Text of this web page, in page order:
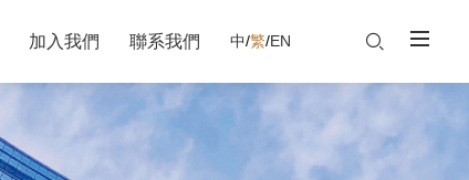
加入我們 聯系我們 中/繁/EN